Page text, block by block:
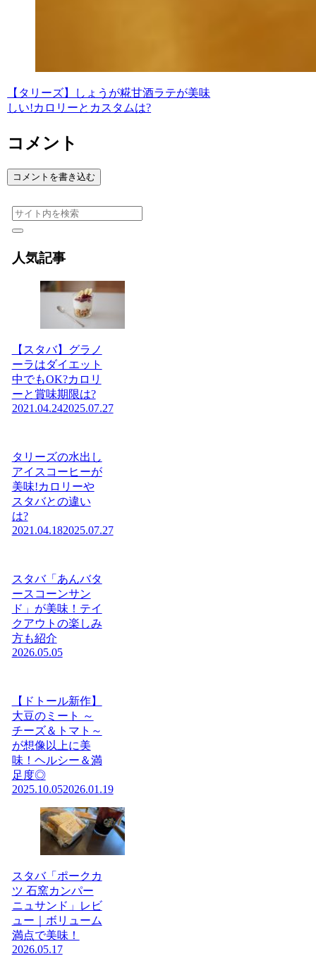
【タリーズ】しょうが糀甘酒ラテが美味
しい!カロリーとカスタムは?
コメント
コメントを書き込む
人気記事
【スタバ】グラノ
ーラはダイエット
中でもOK?カロリ
ーと賞味期限は?
2021.04.242025.07.27
タリーズの水出し
アイスコーヒーが
美味!カロリーや
スタバとの違い
は?
2021.04.182025.07.27
スタバ「あんバタ
ースコーンサン
ド」が美味！テイ
クアウトの楽しみ
方も紹介
2026.05.05
【ドトール新作】
大豆のミート ～
チーズ＆トマト～
が想像以上に美
味！ヘルシー＆満
足度◎
2025.10.052026.01.19
スタバ「ポークカ
ツ 石窯カンパー
ニュサンド」レビ
ュー｜ボリューム
満点で美味！
2026.05.17